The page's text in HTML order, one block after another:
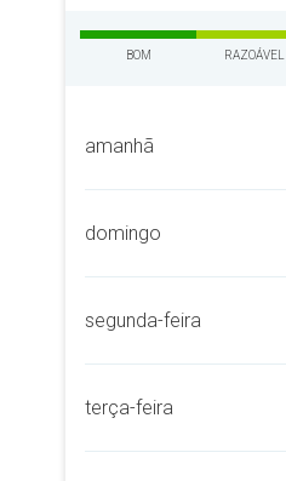
BOM RAZOÁVEL
amanhã
domingo
segunda-feira
terça-feira